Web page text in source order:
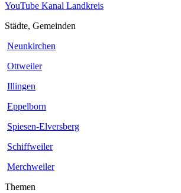
YouTube Kanal Landkreis
Städte, Gemeinden
Neunkirchen
Ottweiler
Illingen
Eppelborn
Spiesen-Elversberg
Schiffweiler
Merchweiler
Themen